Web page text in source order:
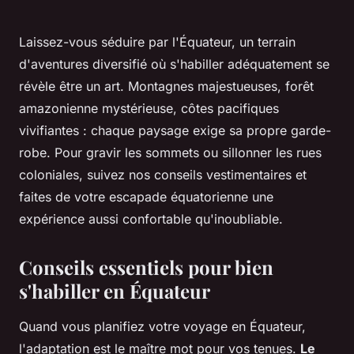
Laissez-vous séduire par l'Équateur, un terrain
d'aventures diversifié où s'habiller adéquatement se
révèle être un art. Montagnes majestueuses, forêt
amazonienne mystérieuse, côtes pacifiques
vivifiantes : chaque paysage exige sa propre garde-
robe. Pour gravir les sommets ou sillonner les rues
coloniales, suivez nos conseils vestimentaires et
faites de votre escapade équatorienne une
expérience aussi confortable qu'inoubliable.
Conseils essentiels pour bien
s'habiller en Équateur
Quand vous planifiez votre voyage en Équateur,
l'adaptation est le maître mot pour vos tenues. Le